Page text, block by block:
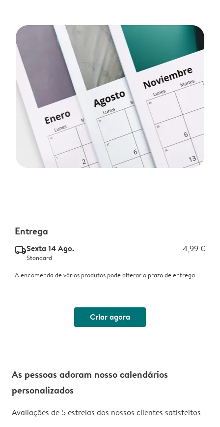
Entrega
delivery_standard_v2Sexta 14 Ago. 4,99 €
Standard
A encomenda de vários produtos pode alterar o prazo de entrega.
Criar agora
As pessoas adoram nosso calendários
personalizados
Avaliações de 5 estrelas dos nossos clientes satisfeitos